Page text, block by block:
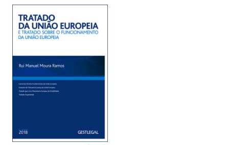
28,90 €.26,01 €.